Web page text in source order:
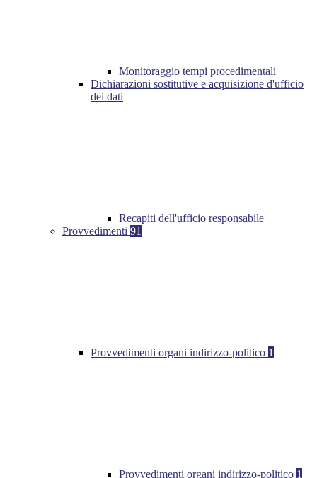
Monitoraggio tempi procedimentali
Dichiarazioni sostitutive e acquisizione d'ufficio
dei dati
Recapiti dell'ufficio responsabile
Provvedimenti 91
Provvedimenti organi indirizzo-politico 1
Provvedimenti organi indirizzo-politico 1